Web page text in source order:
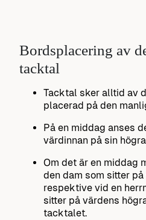
Bordsplacering av
tacktal
Tacktal sker alltid av
placerad på den
På en middag anses
värdinnan på sin
Om det är en middag
den dam som sitter
respektive vid en
sitter på värdens
tacktalet.